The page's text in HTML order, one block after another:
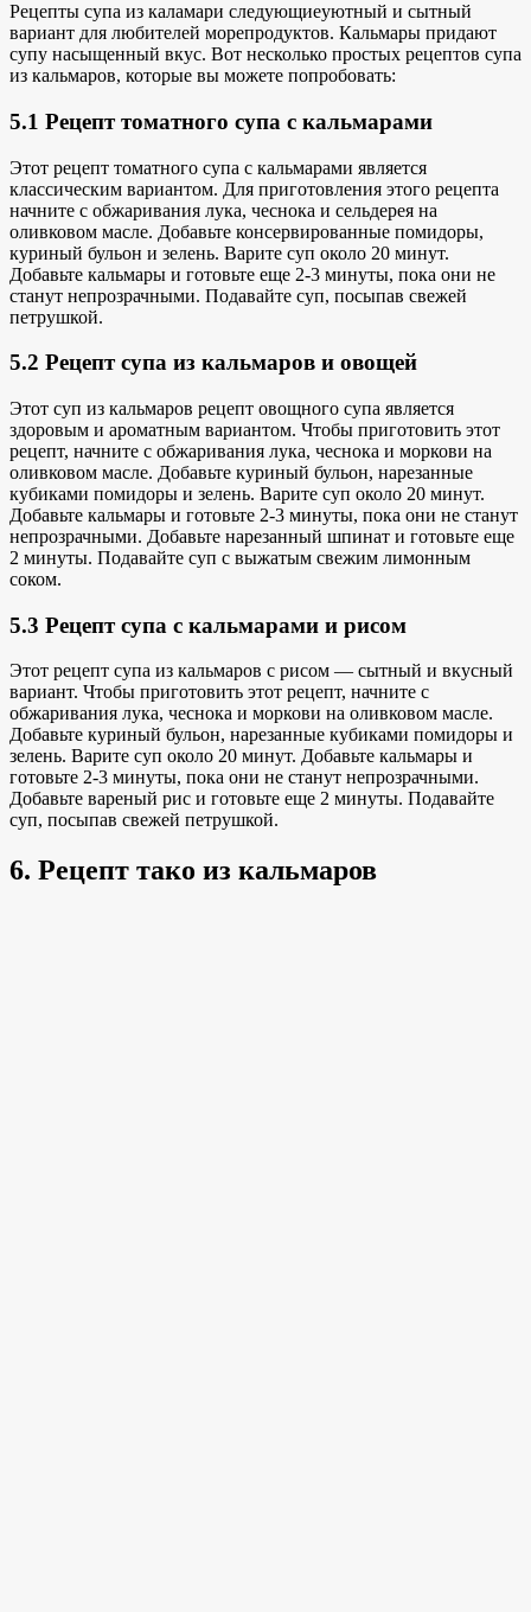
Рецепты супа из каламари следующиеуютный и сытный
вариант для любителей морепродуктов. Кальмары придают
супу насыщенный вкус. Вот несколько простых рецептов супа
из кальмаров, которые вы можете попробовать:
5.1 Рецепт томатного супа с кальмарами
Этот рецепт томатного супа с кальмарами является
классическим вариантом. Для приготовления этого рецепта
начните с обжаривания лука, чеснока и сельдерея на
оливковом масле. Добавьте консервированные помидоры,
куриный бульон и зелень. Варите суп около 20 минут.
Добавьте кальмары и готовьте еще 2-3 минуты, пока они не
станут непрозрачными. Подавайте суп, посыпав свежей
петрушкой.
5.2 Рецепт супа из кальмаров и овощей
Этот суп из кальмаров рецепт овощного супа является
здоровым и ароматным вариантом. Чтобы приготовить этот
рецепт, начните с обжаривания лука, чеснока и моркови на
оливковом масле. Добавьте куриный бульон, нарезанные
кубиками помидоры и зелень. Варите суп около 20 минут.
Добавьте кальмары и готовьте 2-3 минуты, пока они не станут
непрозрачными. Добавьте нарезанный шпинат и готовьте еще
2 минуты. Подавайте суп с выжатым свежим лимонным
соком.
5.3 Рецепт супа с кальмарами и рисом
Этот рецепт супа из кальмаров с рисом — сытный и вкусный
вариант. Чтобы приготовить этот рецепт, начните с
обжаривания лука, чеснока и моркови на оливковом масле.
Добавьте куриный бульон, нарезанные кубиками помидоры и
зелень. Варите суп около 20 минут. Добавьте кальмары и
готовьте 2-3 минуты, пока они не станут непрозрачными.
Добавьте вареный рис и готовьте еще 2 минуты. Подавайте
суп, посыпав свежей петрушкой.
6. Рецепт тако из кальмаров